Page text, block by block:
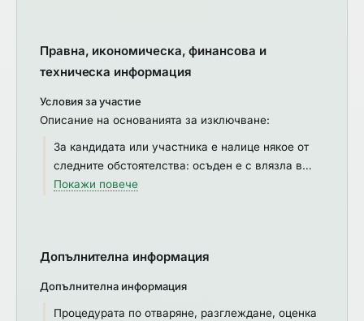
Правна, икономическа, финансова и
техническа информация
Условия за участие
Описание на основанията за изключване:
За кандидата или участника е налице някое от
следните обстоятелства: осъден е с влязла в
сила присъда за престъпления по чл. 114а - 114т,
54, ал. 1, т. 1 от ЗОП); извършил е нарушения по
чл.228, ал.3 от Кодекса на труда и по чл.13, ал.1
от Закона за трудовата миграция и трудовата
Покажи повече
Допълнителна информация
Допълнителна информация
Процедурата по отваряне, разглеждане, оценка